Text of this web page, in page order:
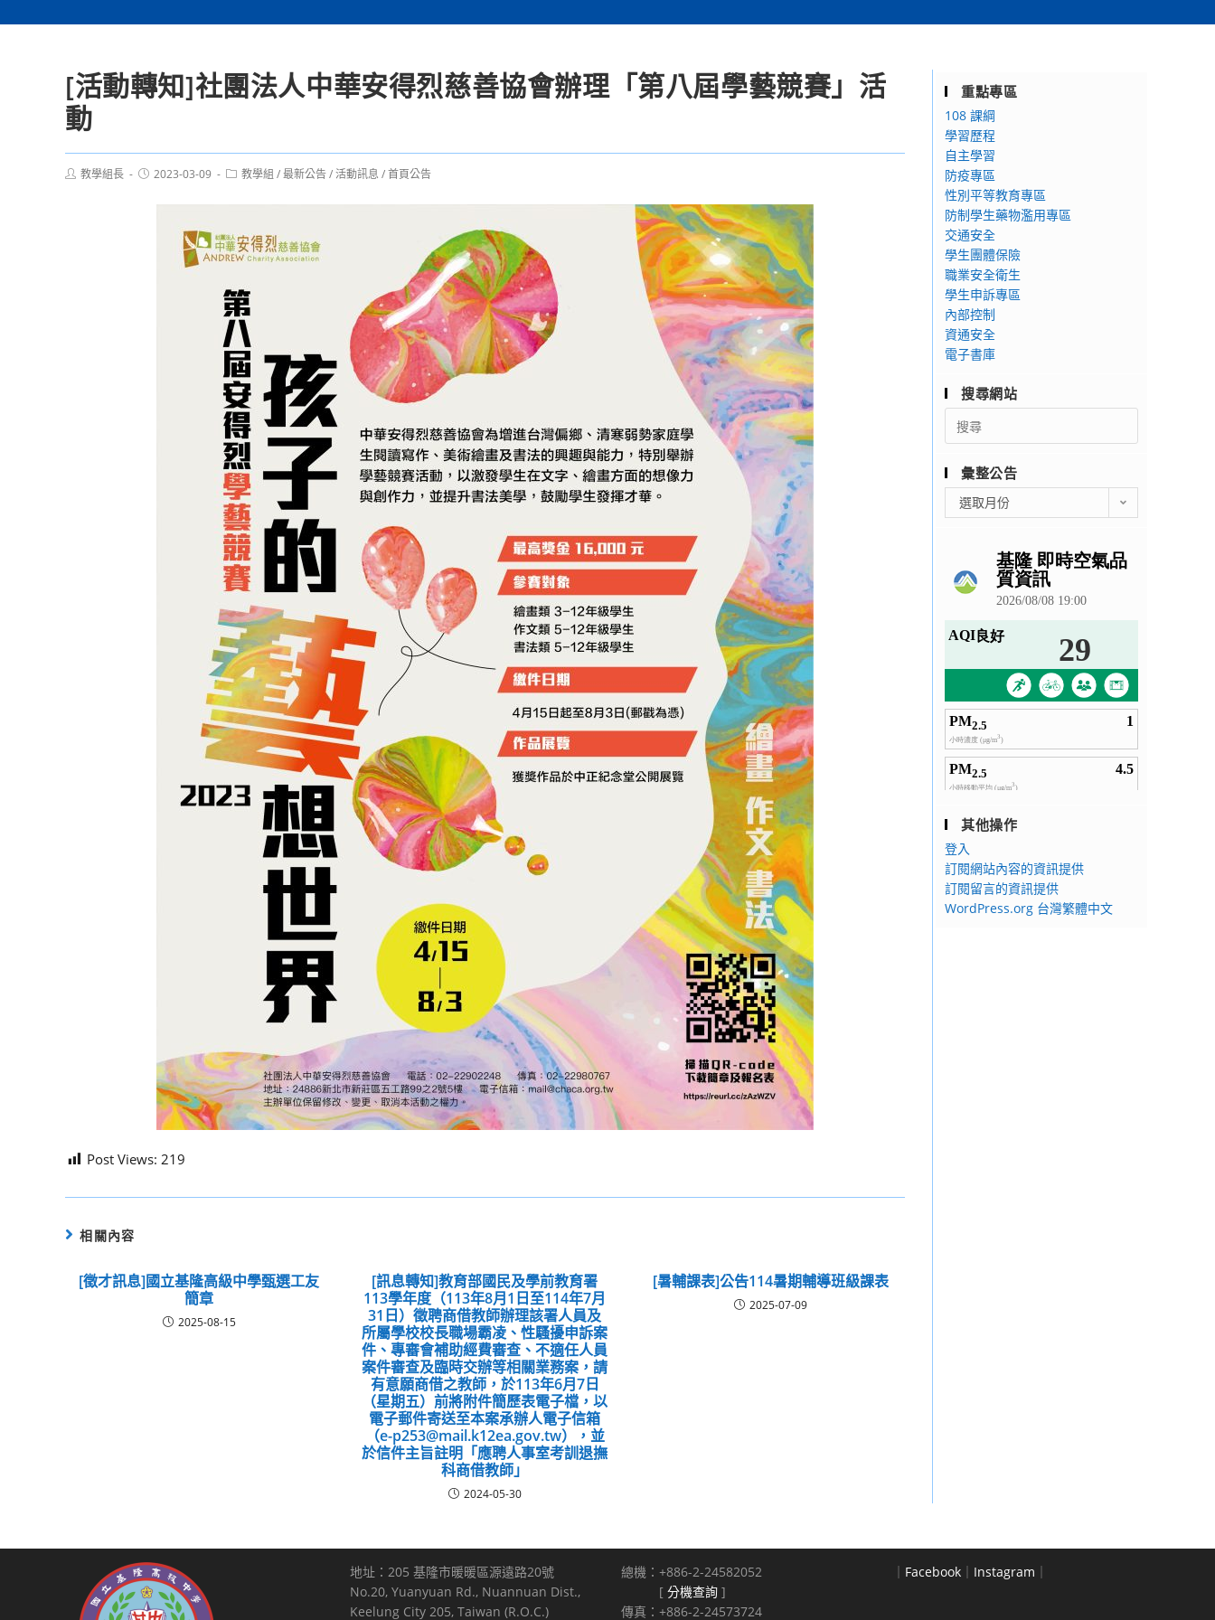
[活動轉知]社團法人中華安得烈慈善協會辦理「第八屆學藝競賽」活
動
Post教學組長
Post2023-03-09
Post教學組 /最新公告/活動訊息 /首頁公告
Post Views: 219
相關內容
[徵才訊息]國立基隆高級中學甄選工友
簡章
2025-08-15
[訊息轉知]教育部國民及學前教育署
113學年度（113年8月1日至114年7月
31日）徵聘商借教師辦理該署人員及
所屬學校校長職場霸凌、性騷擾申訴案
件、專審會補助經費審查、不適任人員
案件審查及臨時交辦等相關業務案，請
有意願商借之教師，於113年6月7日
（星期五）前將附件簡歷表電子檔，以
電子郵件寄送至本案承辦人電子信箱
（e-p253@mail.k12ea.gov.tw），並
於信件主旨註明「應聘人事室考訓退撫
科商借教師」
2024-05-30
[暑輔課表]公告114暑期輔導班級課表
2025-07-09
重點專區
108 課綱
學習歷程
自主學習
防疫專區
性別平等教育專區
防制學生藥物濫用專區
交通安全
學生團體保險
職業安全衛生
學生申訴專區
內部控制
資通安全
電子書庫
搜尋網站
Search
for:
彙整公告
整
選取月份
其他操作
登入
訂閱網站內容的資訊提供
訂閱留言的資訊提供
WordPress.org 台灣繁體中文
地址：205 基隆市暖暖區源遠路20號
No.20, Yuanyuan Rd., Nuannuan Dist.,
Keelung City 205, Taiwan (R.O.C.)
總機：+886-2-24582052
[ 分機查詢 ]
傳真：+886-2-24573724
｜ Facebook ｜ Instagram ｜